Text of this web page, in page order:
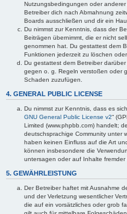
Nutzungsbedingungen oder
Betreiber dich nach Abmahnung
Boards ausschließen und dir ein
Du nimmst zur Kenntnis, dass der
Beiträgen übernimmt, die er nicht
genommen hat. Du gestattest dem
Funktionen jederzeit zu löschen oder
Du gestattest dem Betreiber
gegen o. g. Regeln verstoßen oder
Schaden zuzufügen.
4. GENERAL PUBLIC LICENSE
Du nimmst zur Kenntnis, dass es
GNU General Public License v2“
Limited (www.phpbb.com) handelt;
deutschsprachige Community unter
haben keinen Einfluss auf die Art
können insbesondere die
untersagen oder auf Inhalte fremder
5. GEWÄHRLEISTUNG
Der Betreiber haftet mit Ausnahme
und der Verletzung wesentlicher
die auf ein vorsätzliches oder grob